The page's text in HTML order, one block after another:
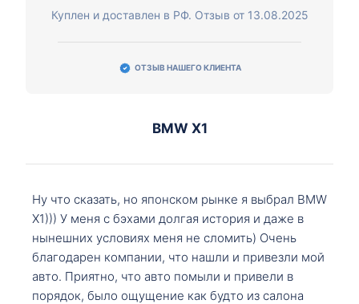
Куплен и доставлен в РФ. Отзыв от 13.08.2025
ОТЗЫВ НАШЕГО КЛИЕНТА
BMW X1
Ну что сказать, но японском рынке я выбрал BMW
X1))) У меня с бэхами долгая история и даже в
нынешних условиях меня не сломить) Очень
благодарен компании, что нашли и привезли мой
авто. Приятно, что авто помыли и привели в
порядок, было ощущение как будто из салона